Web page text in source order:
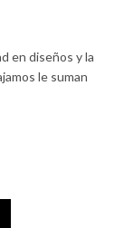
en diseños y la
le suman